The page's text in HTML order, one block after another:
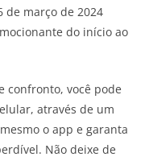
de março de 2024
do início ao
confronto, você pode
através de um
o app e garanta
Não deixe de